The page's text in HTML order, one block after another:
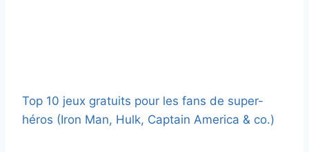
Top 10 jeux gratuits pour les fans de super-
héros (Iron Man, Hulk, Captain America & co.)